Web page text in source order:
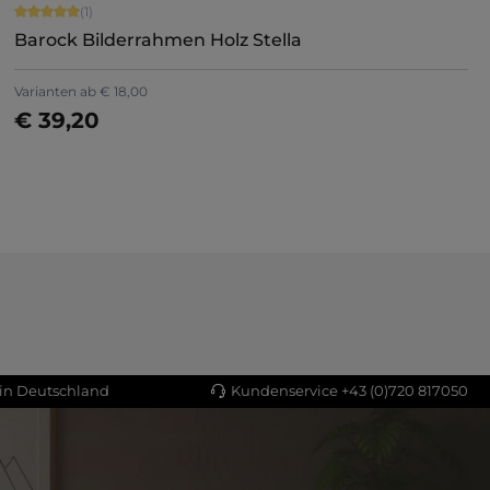
Durchschnittliche Bewertung von 5 von 5 Sternen
(1)
Barock Bilderrahmen Holz Stella
Varianten ab € 18,00
€ 39,20
Jetzt konfigurieren
Deutschland Kundenservice +43 (0)720 817050